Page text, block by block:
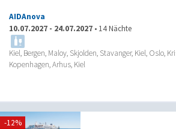
AIDAnova
10.07.2027 - 24.07.2027 • 14 Nächte
Kiel, Bergen, Maloy, Skjolden, Stavanger, Kiel, Oslo,
Kopenhagen, Arhus, Kiel
-12%